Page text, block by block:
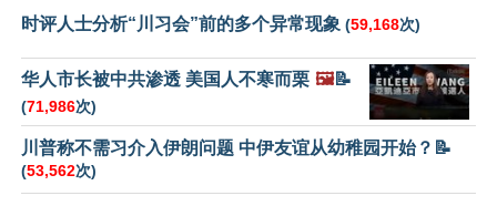
时评人士分析“川习会”前的多个异常现象 (59,168次)
华人市长被中共渗透 美国人不寒而栗 🖼️📝
(71,986次)
川普称不需习介入伊朗问题 中伊友谊从幼稚园开始？📝
(53,562次)